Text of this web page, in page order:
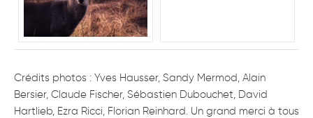
Crédits photos : Yves Hausser, Sandy Mermod, Alain
Bersier, Claude Fischer, Sébastien Dubouchet, David
Hartlieb, Ezra Ricci, Florian Reinhard. Un grand merci à tous